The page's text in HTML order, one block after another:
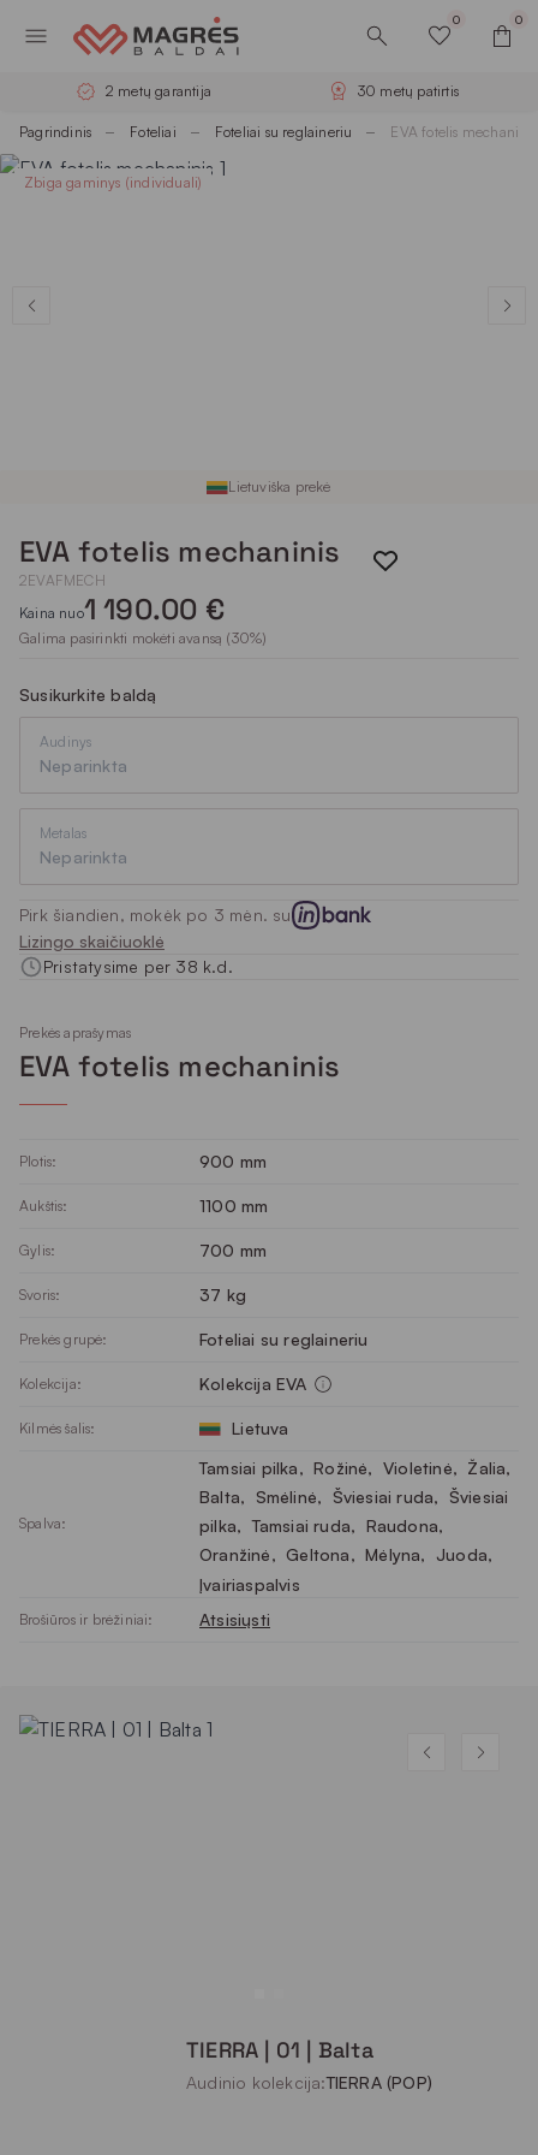
0 0
2 metų garantija 30 metų patirtis
Pagrindinis Foteliai Foteliai su reglaineriu EVA fotelis mechaninis
Zbiga gaminys (individuali)
Lietuviška prekė
EVA fotelis mechaninis
2EVAFMECH
Kaina nuo1 190.00 €
Galima pasirinkti mokėti avansą (30%)
Susikurkite baldą
Audinys
Neparinkta
Metalas
Neparinkta
Pirk šiandien, mokėk po 3 mėn. su
Lizingo skaičiuoklė
Pristatysime per 38 k.d.
Prekės aprašymas
EVA fotelis mechaninis
Plotis: 900 mm
Aukštis: 1100 mm
Gylis: 700 mm
Svoris: 37 kg
Prekės grupė: Foteliai su reglaineriu
Kolekcija: Kolekcija EVA
Kilmės šalis: Lietuva
Spalva:
Tamsiai pilka, Rožinė, Violetinė, Žalia,
Balta, Smėlinė, Šviesiai ruda, Šviesiai
pilka, Tamsiai ruda, Raudona,
Oranžinė, Geltona, Mėlyna, Juoda,
Įvairiaspalvis
Brošiūros ir brėžiniai: Atsisiųsti
TIERRA | 01 | Balta
Audinio kolekcija:TIERRA (POP)